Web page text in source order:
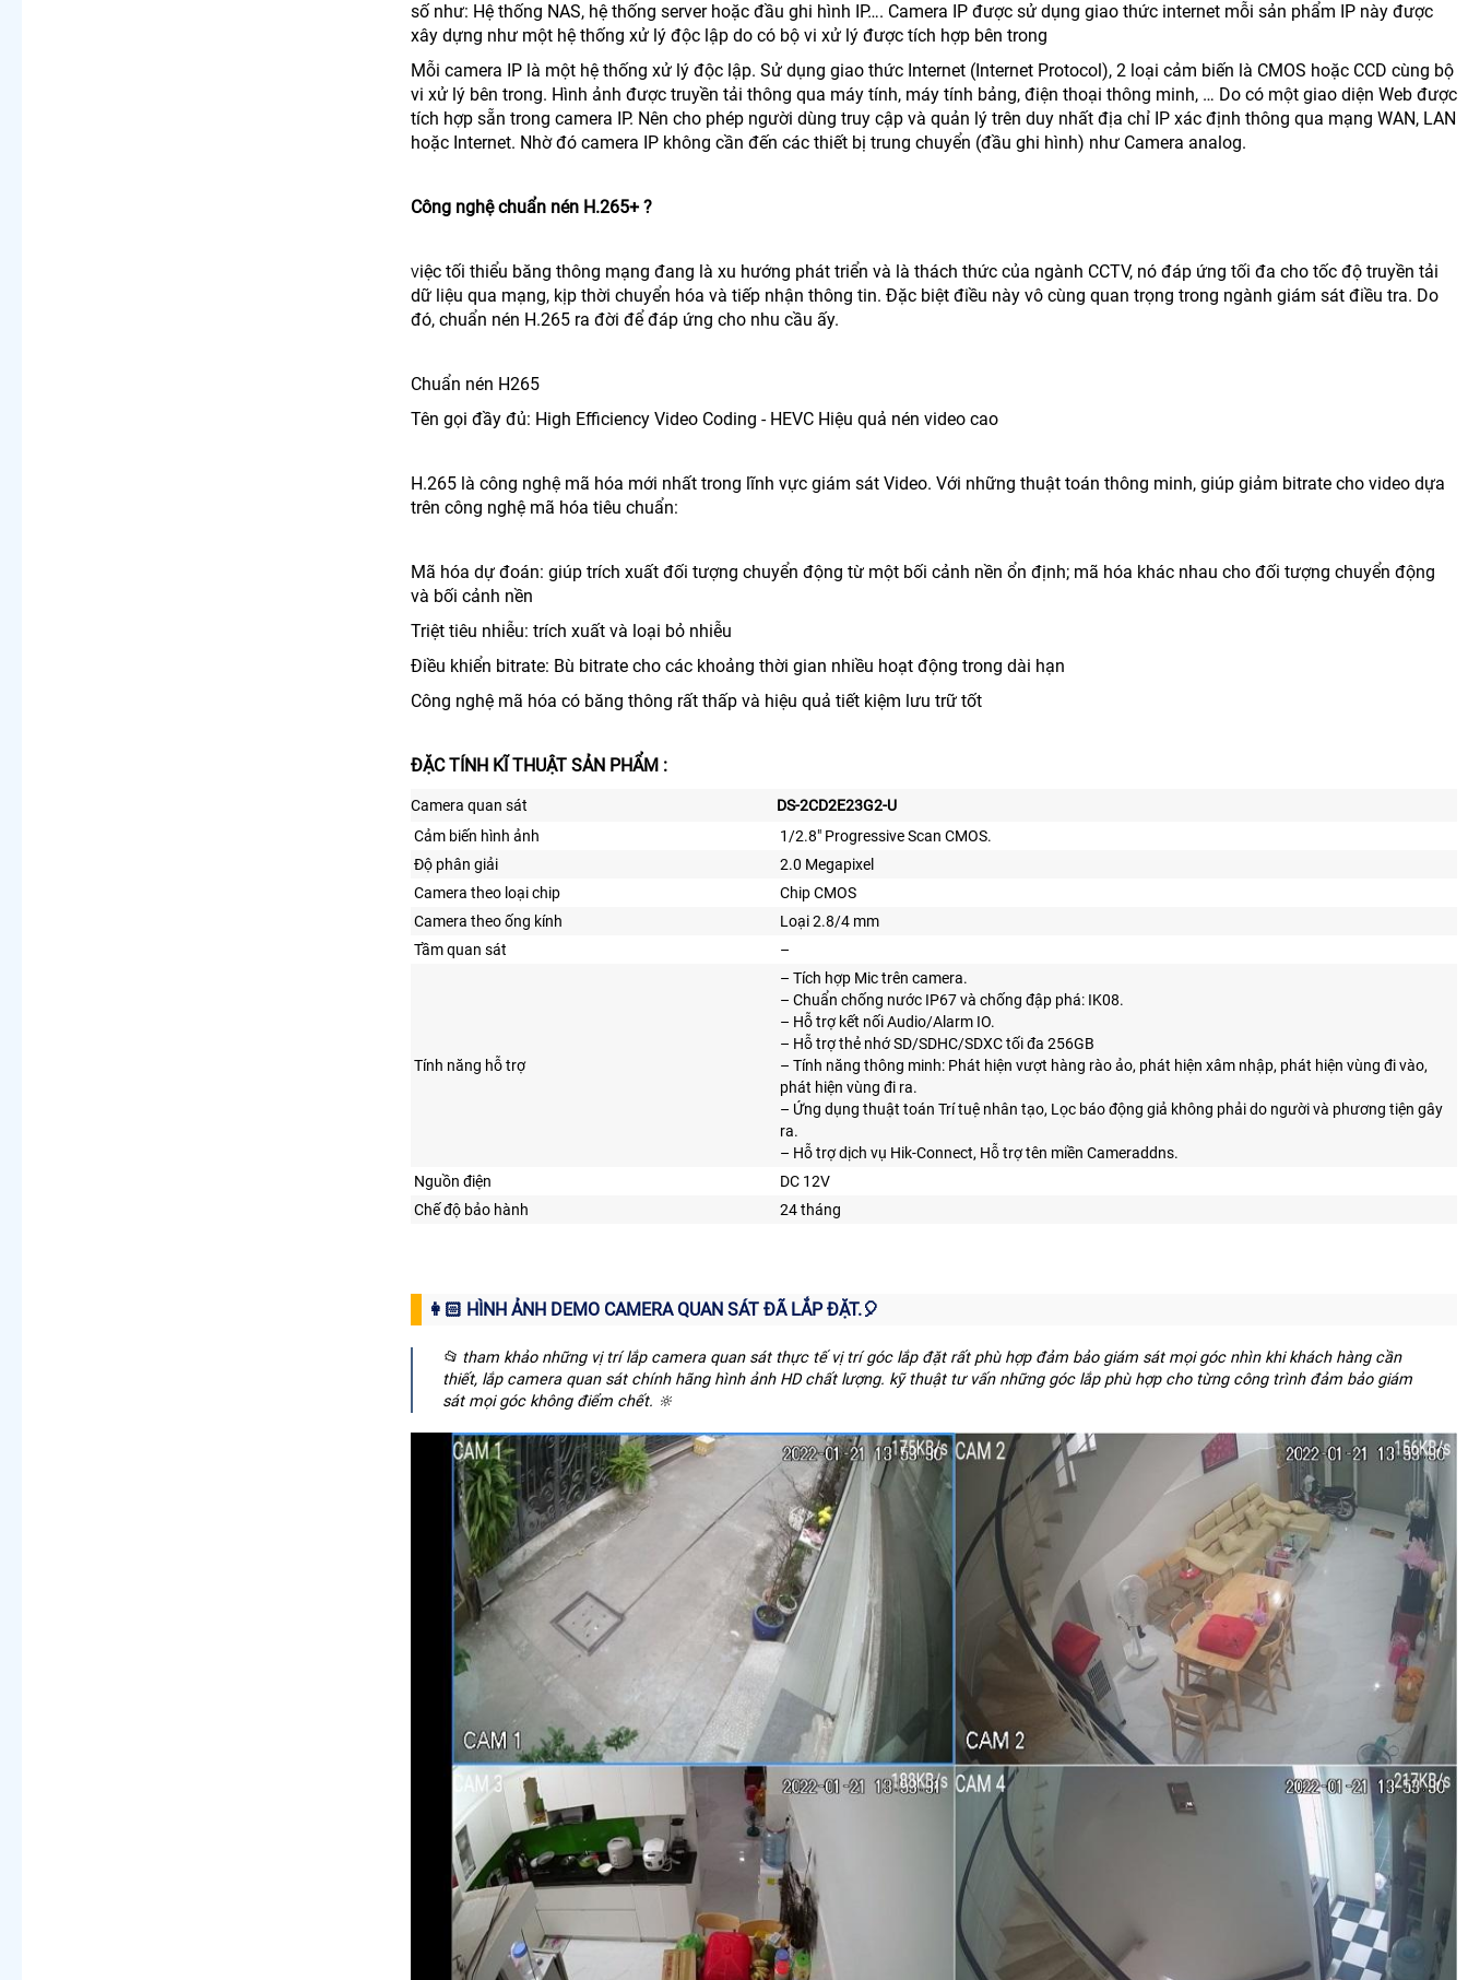
số như: Hệ thống NAS, hệ thống server hoặc đầu ghi hình IP…. Camera IP được sử dụng giao thức internet mỗi sản phẩm IP này được
xây dựng như một hệ thống xử lý độc lập do có bộ vi xử lý được tích hợp bên trong
Mỗi camera IP là một hệ thống xử lý độc lập. Sử dụng giao thức Internet (Internet Protocol), 2 loại cảm biến là CMOS hoặc CCD cùng bộ
vi xử lý bên trong. Hình ảnh được truyền tải thông qua máy tính, máy tính bảng, điện thoại thông minh, … Do có một giao diện Web được
tích hợp sẵn trong camera IP. Nên cho phép người dùng truy cập và quản lý trên duy nhất địa chỉ IP xác định thông qua mạng WAN, LAN
hoặc Internet. Nhờ đó camera IP không cần đến các thiết bị trung chuyển (đầu ghi hình) như Camera analog.
Công nghệ chuẩn nén H.265+ ?
Việc tối thiểu băng thông mạng đang là xu hướng phát triển và là thách thức của ngành CCTV, nó đáp ứng tối đa cho tốc độ truyền tải
dữ liệu qua mạng, kịp thời chuyển hóa và tiếp nhận thông tin. Đặc biệt điều này vô cùng quan trọng trong ngành giám sát điều tra. Do
đó, chuẩn nén H.265 ra đời để đáp ứng cho nhu cầu ấy.
Chuẩn nén H265
Tên gọi đầy đủ: High Efficiency Video Coding - HEVC Hiệu quả nén video cao
H.265 là công nghệ mã hóa mới nhất trong lĩnh vực giám sát Video. Với những thuật toán thông minh, giúp giảm bitrate cho video dựa
trên công nghệ mã hóa tiêu chuẩn:
Mã hóa dự đoán: giúp trích xuất đối tượng chuyển động từ một bối cảnh nền ổn định; mã hóa khác nhau cho đối tượng chuyển động
và bối cảnh nền
Triệt tiêu nhiễu: trích xuất và loại bỏ nhiễu
Điều khiển bitrate: Bù bitrate cho các khoảng thời gian nhiều hoạt động trong dài hạn
Công nghệ mã hóa có băng thông rất thấp và hiệu quả tiết kiệm lưu trữ tốt
ĐẶC TÍNH KĨ THUẬT SẢN PHẨM :
Camera quan sát
DS-2CD2E23G2-U
Cảm biến hình ảnh
1/2.8″ Progressive Scan CMOS.
Độ phân giải
2.0 Megapixel
Camera theo loại chip
Chip CMOS
Camera theo ống kính
Loại 2.8/4 mm
Tầm quan sát
–
Tính năng hỗ trợ
– Tích hợp Mic trên camera.
– Chuẩn chống nước IP67 và chống đập phá: IK08.
– Hỗ trợ kết nối Audio/Alarm IO.
– Hỗ trợ thẻ nhớ SD/SDHC/SDXC tối đa 256GB
– Tính năng thông minh: Phát hiện vượt hàng rào ảo, phát hiện xâm nhập, phát hiện vùng đi vào,
phát hiện vùng đi ra.
– Ứng dụng thuật toán Trí tuệ nhân tạo, Lọc báo động giả không phải do người và phương tiện gây
ra.
– Hỗ trợ dịch vụ Hik-Connect, Hỗ trợ tên miền Cameraddns.
Nguồn điện
DC 12V
Chế độ bảo hành
24 tháng
👩🏻 HÌNH ẢNH DEMO CAMERA QUAN SÁT ĐÃ LẮP ĐẶT.️🎈
📂 tham khảo những vị trí lắp camera quan sát thực tế vị trí góc lắp đặt rất phù hợp đảm bảo giám sát mọi góc nhìn khi khách hàng cần
thiết, lắp camera quan sát chính hãng hình ảnh HD chất lượng. kỹ thuật tư vấn những góc lắp phù hợp cho từng công trình đảm bảo giám
sát mọi góc không điểm chết. 🔆